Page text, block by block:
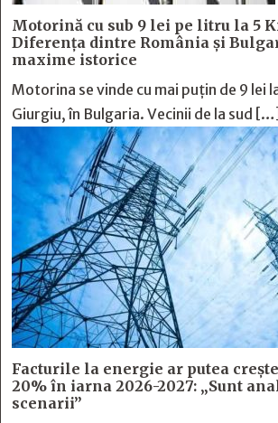
Motorină cu sub 9 lei pe litru la 5
Diferența dintre România și
maxime istorice
Motorina se vinde cu mai puțin de 9 lei
Giurgiu, în Bulgaria. Vecinii de la sud […]
Facturile la energie ar putea
20% în iarna 2026-2027: „Sunt
scenarii”